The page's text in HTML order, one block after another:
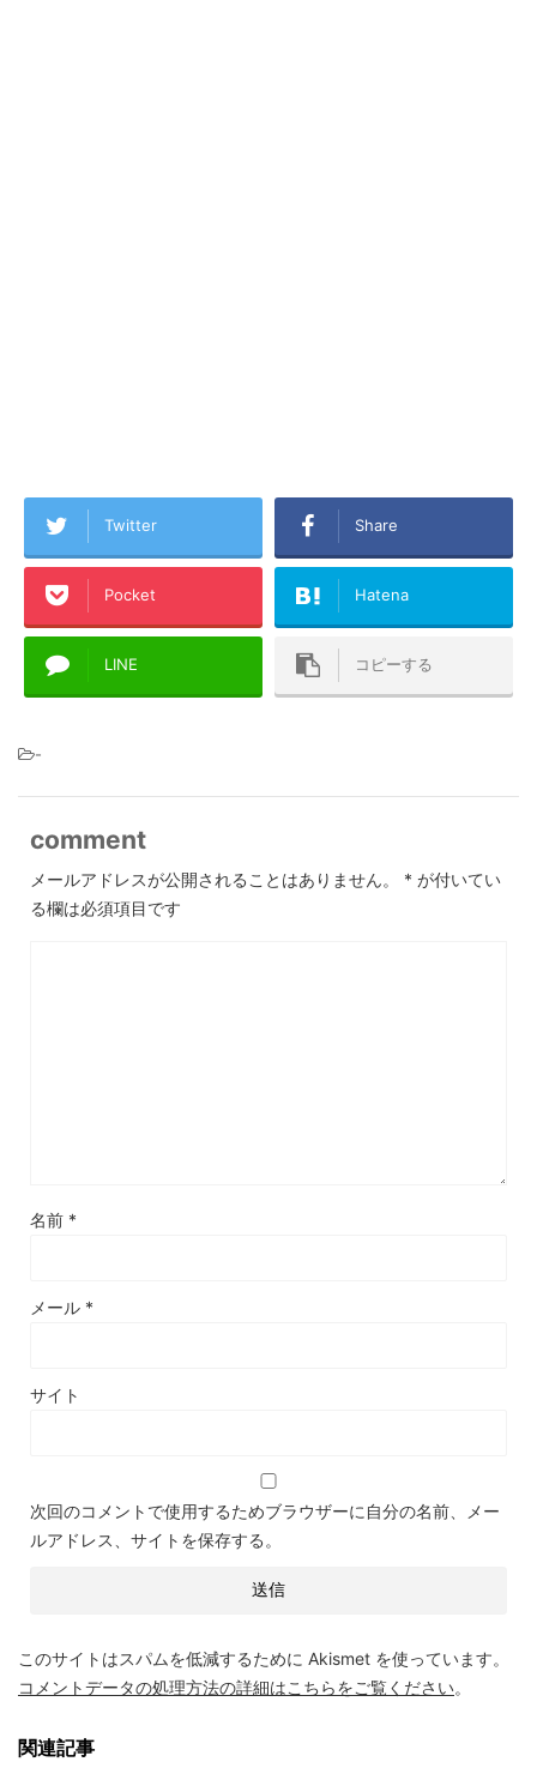
Twitter Share
Pocket Hatena
LINE コピーする
-
comment
メールアドレスが公開されることはありません。 * が付いてい
る欄は必須項目です
名前 *
メール *
サイト
次回のコメントで使用するためブラウザーに自分の名前、メー
ルアドレス、サイトを保存する。
このサイトはスパムを低減するために Akismet を使っています。
コメントデータの処理方法の詳細はこちらをご覧ください。
関連記事